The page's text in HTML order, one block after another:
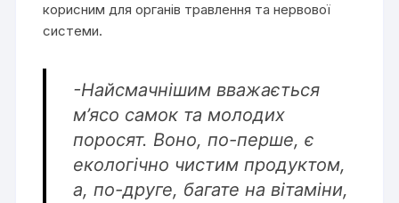
корисним для органів травлення та нервової
системи.
-Найсмачнішим вважається
м’ясо самок та молодих
поросят. Воно, по-перше, є
екологічно чистим продуктом,
а, по-друге, багате на вітаміни,